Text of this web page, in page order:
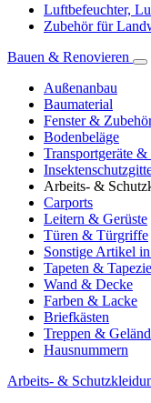
Luftbefeuchter,
Zubehör für
Bauen & Renovieren
Außenanbau
Baumaterial
Fenster &
Bodenbeläge
Transportgeräte &
Arbeits- &
Carports
Leitern & Gerüste
Türen & Türgriffe
Sonstige Artikel
Tapeten &
Wand & Decke
Farben & Lacke
Briefkästen
Treppen &
Hausnummern
Arbeits- &